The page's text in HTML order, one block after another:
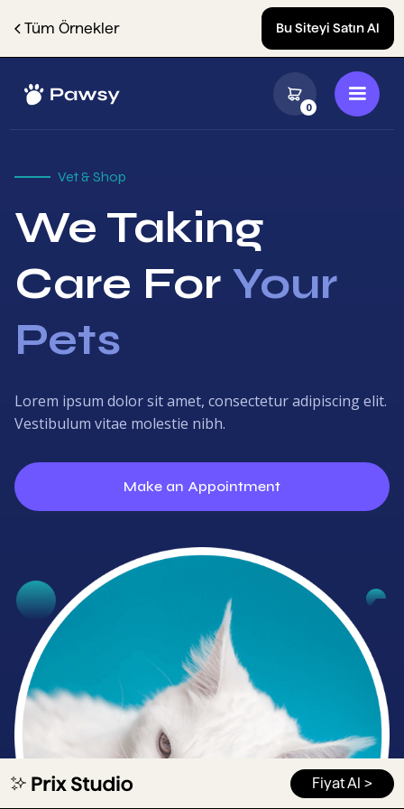
Tüm Örnekler Bu Siteyi Satın Al
Fiyat Al >